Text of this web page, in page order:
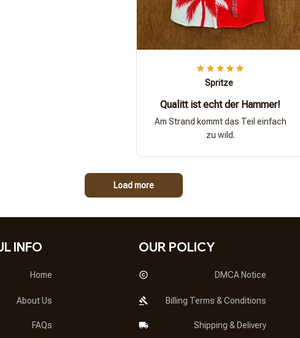
Spritze
Qualitt ist echt der Hammer!
Am Strand kommt das Teil einfach
zu wild.
Load more
INFO
Home
About Us
FAQs
OUR POLICY
DMCA Notice
Billing Terms & Conditions
Shipping & Delivery